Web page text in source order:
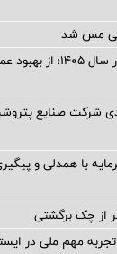
مس شد
نقشه راه بانک پارسیان در
سرمایه ۲۵ درصدی شرکت
با همدلی و
تجربه مهم ملی در